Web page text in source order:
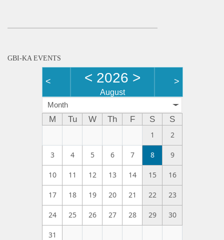
GBI-KA EVENTS
< < 2026 >
August
>
Month
M Tu W Th F S
S
1
2
3 4 5 6 7 8 9
10 11 12 13 14 15 16
17 18 19 20 21 22 23
24 25 26 27 28 29 30
31